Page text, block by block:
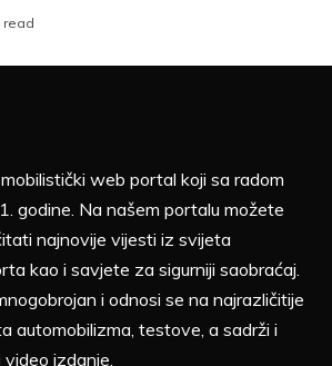
read
web portal koji sa radom
godine. Na našem portalu možete
najnovije vijesti iz svijeta
kao i savjete za sigurniji saobraćaj.
i odnosi se na najrazličitije
automobilizma, testove, a sadrži i
izdanje.